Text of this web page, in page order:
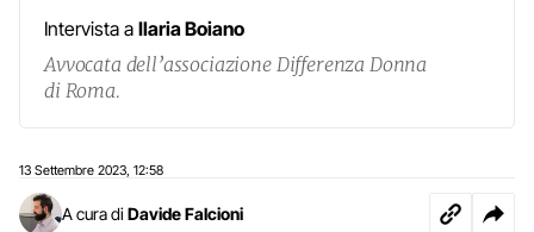
Intervista a Ilaria Boiano
Avvocata dell’associazione Differenza Donna
di Roma.
13 Settembre 2023 12:58
A cura di Davide Falcioni